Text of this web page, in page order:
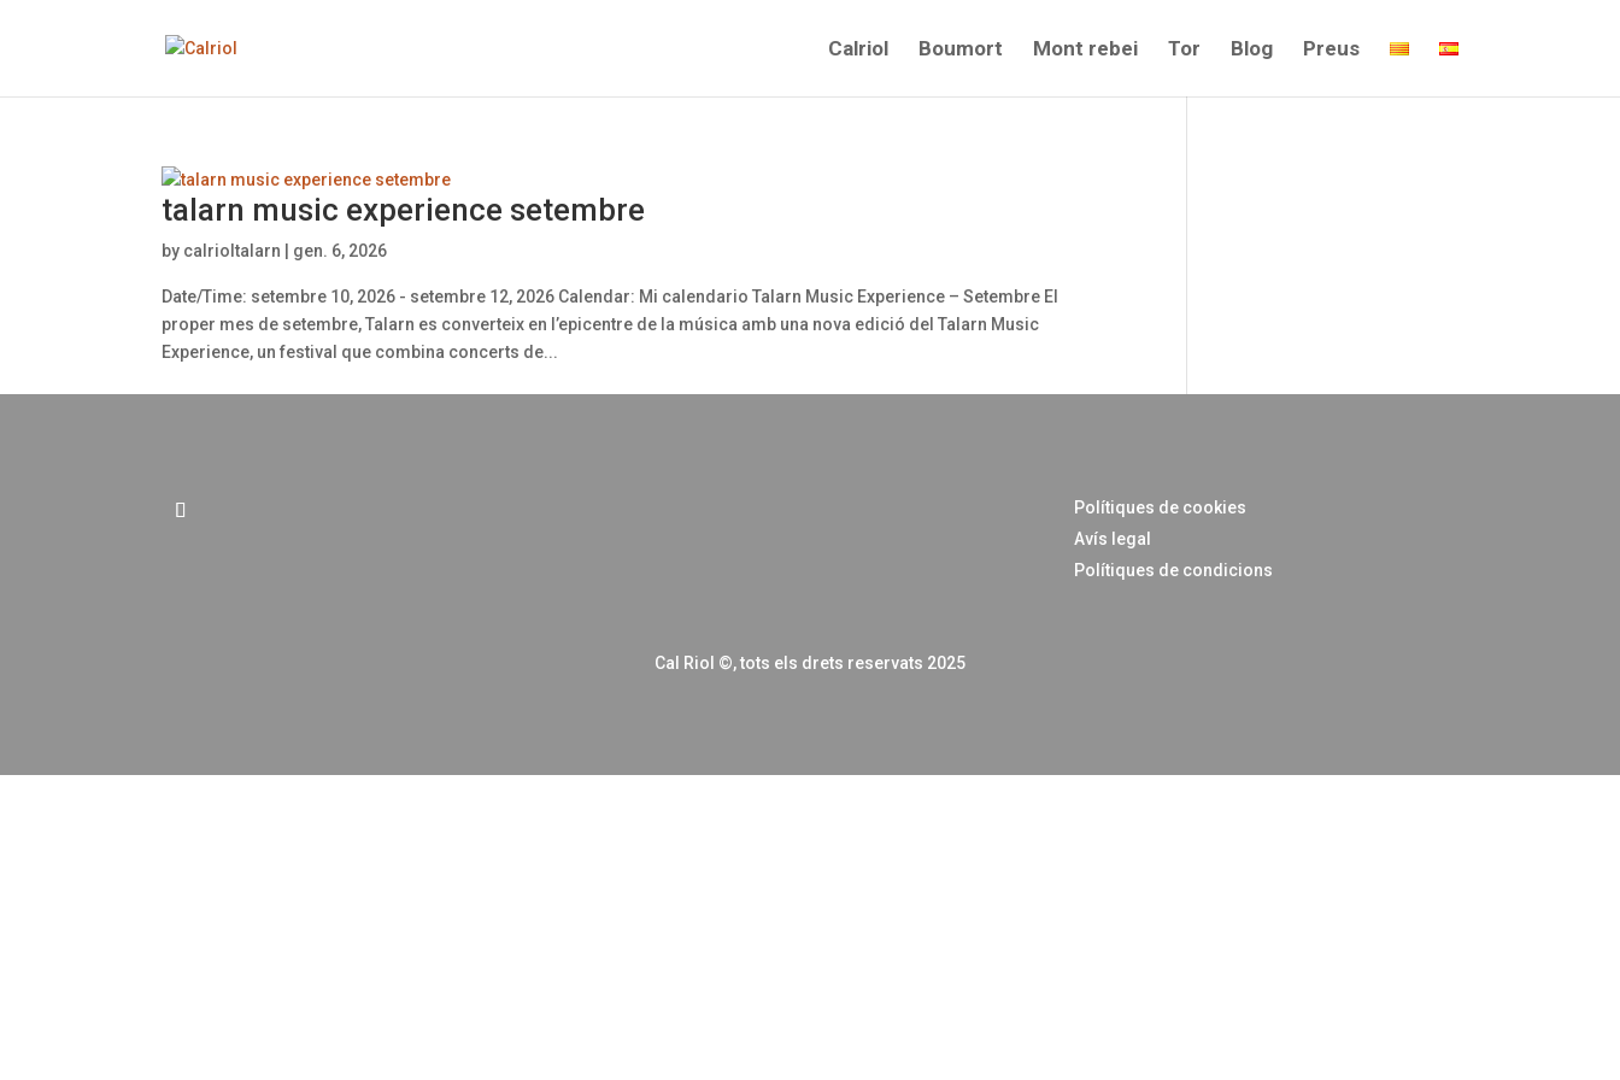
Calriol Boumort Mont rebei Tor Blog Preus
talarn music experience setembre
by calrioltalarn gen. 6, 2026
Date/Time: setembre 10, 2026 - setembre 12, 2026 Calendar: Mi calendario Talarn Music Experience – Setembre El
proper mes de setembre, Talarn es converteix en l’epicentre de la música amb una nova edició del Talarn Music
Experience, un festival que combina concerts de...
Polítiques de cookies
Avís legal
Polítiques de condicions
Cal Riol ©, tots els drets reservats 2025